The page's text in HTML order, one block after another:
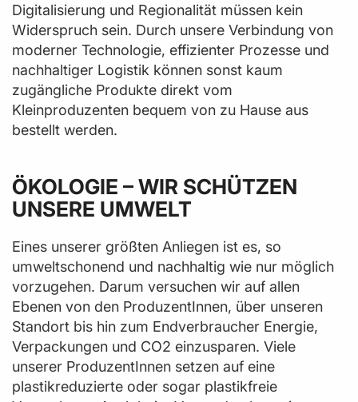
Digitalisierung und Regionalität müssen kein
Widerspruch sein. Durch unsere Verbindung von
moderner Technologie, effizienter Prozesse und
nachhaltiger Logistik können sonst kaum
zugängliche Produkte direkt vom
Kleinproduzenten bequem von zu Hause aus
bestellt werden.
ÖKOLOGIE – WIR SCHÜTZEN
UNSERE UMWELT
Eines unserer größten Anliegen ist es, so
umweltschonend und nachhaltig wie nur möglich
vorzugehen. Darum versuchen wir auf allen
Ebenen von den ProduzentInnen, über unseren
Standort bis hin zum Endverbraucher Energie,
Verpackungen und CO2 einzusparen. Viele
unserer ProduzentInnen setzen auf eine
plastikreduzierte oder sogar plastikfreie